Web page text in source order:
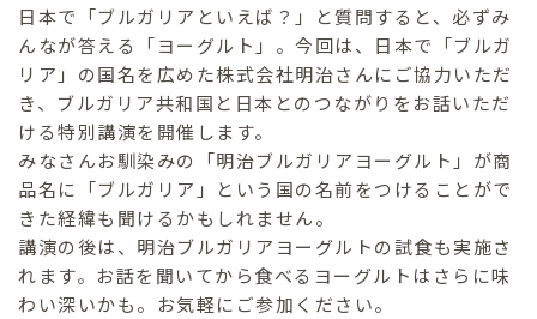
日本で「ブルガリアといえば？」と質問すると、必ずみ
んなが答える「ヨーグルト」。今回は、日本で「ブルガ
リア」の国名を広めた株式会社明治さんにご協力いただ
き、ブルガリア共和国と日本とのつながりをお話いただ
ける特別講演を開催します。
みなさんお馴染みの「明治ブルガリアヨーグルト」が商
品名に「ブルガリア」という国の名前をつけることがで
きた経緯も聞けるかもしれません。
講演の後は、明治ブルガリアヨーグルトの試食も実施さ
れます。お話を聞いてから食べるヨーグルトはさらに味
わい深いかも。お気軽にご参加ください。